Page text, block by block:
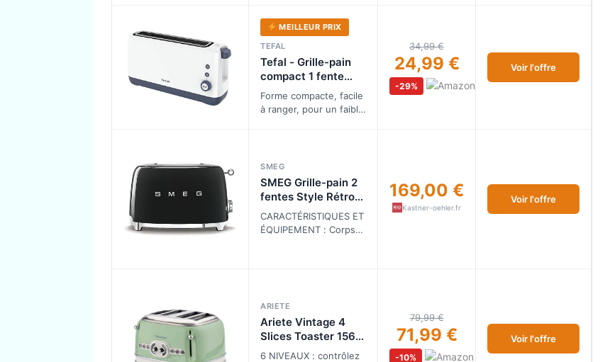
MEILLEUR PRIX
TEFAL
Tefal - Grille-pain
compact 1 fente
extra-large - 850w
- Blanc
Forme compacte, facile
à ranger, pour un faible
34,99 €
24,99 €
-29%
Voir l'offre
SMEG
SMEG Grille-pain 2
fentes Style Rétro
Années 50 Noir
TSF01BLEU noir
CARACTÉRISTIQUES ET
ÉQUIPEMENT : Corps
169,00 €
Kastner-oehler.fr
Voir l'offre
ARIETE
Ariete Vintage 4
Slices Toaster 156,
Grille-Pain avec 6
6 NIVEAUX : contrôlez
79,99 €
71,99 €
-10%
Voir l'offre